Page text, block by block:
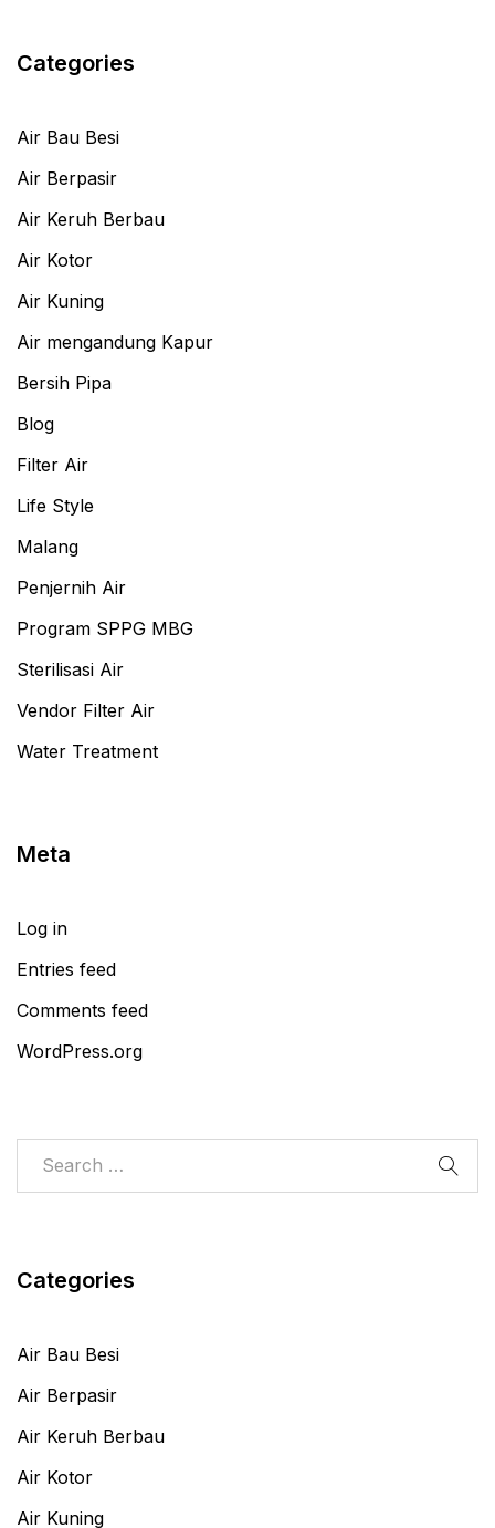
Categories
Air Bau Besi
Air Berpasir
Air Keruh Berbau
Air Kotor
Air Kuning
Air mengandung Kapur
Bersih Pipa
Blog
Filter Air
Life Style
Malang
Penjernih Air
Program SPPG MBG
Sterilisasi Air
Vendor Filter Air
Water Treatment
Meta
Log in
Entries feed
Comments feed
WordPress.org
Categories
Air Bau Besi
Air Berpasir
Air Keruh Berbau
Air Kotor
Air Kuning